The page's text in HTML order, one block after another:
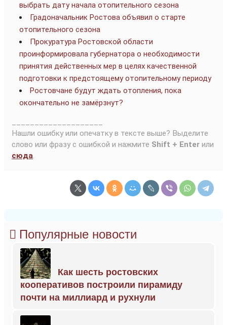
выбрать дату начала отопительного сезона
Градоначальник Ростова объявил о старте
отопительного сезона
Прокуратура Ростовской области
проинформировала губернатора о необходимости
принятия действенных мер в целях качественной
подготовки к предстоящему отопительному периоду
Ростовчане будут ждать отопления, пока
окончательно не замёрзнут?
Нашли ошибку или опечатку в тексте выше? Выделите
слово или фразу с ошибкой и нажмите Shift + Enter или
сюда.
Популярные новости
Как шесть ростовских
кооперативов построили пирамиду
почти на миллиард и рухнули